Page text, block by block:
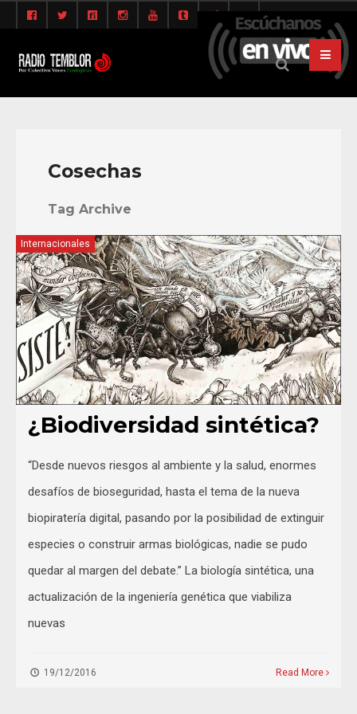
Cosechas
Tag Archive
Internacionales
¿Biodiversidad sintética?
“Desde nuevos riesgos al ambiente y la salud, enormes
desafíos de bioseguridad, hasta el tema de la nueva
biopiratería digital, pasando por la posibilidad de extinguir
especies o construir armas biológicas, nadie se pudo
quedar al margen del debate.” La biología sintética, una
actualización de la ingeniería genética que viabiliza
nuevas
19/12/2016 Read More